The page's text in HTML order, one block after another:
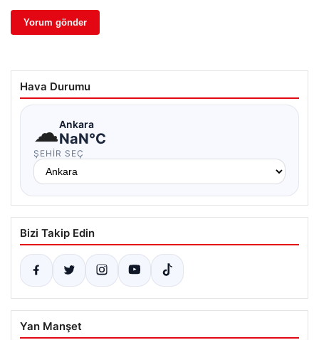
Hava Durumu
☁Ankara
NaN°C
ŞEHIR SEÇ
Bizi Takip Edin
Yan Manşet